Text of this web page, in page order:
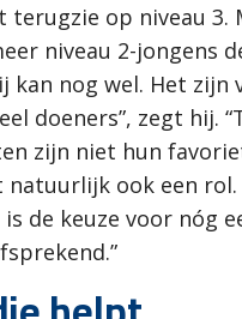
terugzie op niveau 3.
niveau 2-jongens
kan nog wel. Het zijn
doeners”, zegt hij.
zijn niet hun
natuurlijk ook een rol.
de keuze voor nóg